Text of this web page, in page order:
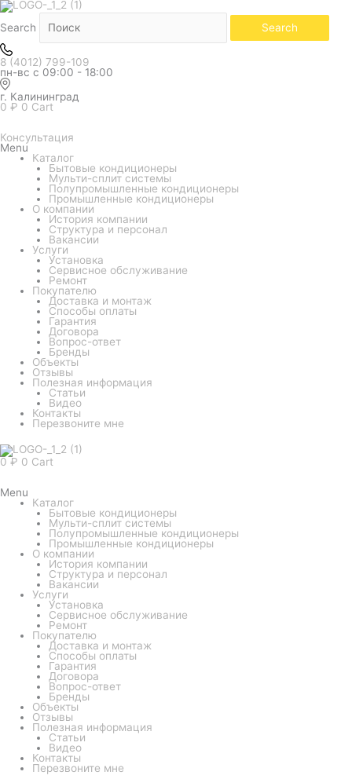
Search Search
8 (4012) 799-109
пн-вс с 09:00 - 18:00
г. Калининград
0 ₽ 0 Cart
Консультация
Menu
Каталог
Бытовые кондиционеры
Мульти-сплит системы
Полупромышленные кондиционеры
Промышленные кондиционеры
О компании
История компании
Структура и персонал
Вакансии
Услуги
Установка
Сервисное обслуживание
Ремонт
Покупателю
Доставка и монтаж
Способы оплаты
Гарантия
Договора
Вопрос-ответ
Бренды
Объекты
Отзывы
Полезная информация
Статьи
Видео
Контакты
Перезвоните мне
0 ₽ 0 Cart
Menu
Каталог
Бытовые кондиционеры
Мульти-сплит системы
Полупромышленные кондиционеры
Промышленные кондиционеры
О компании
История компании
Структура и персонал
Вакансии
Услуги
Установка
Сервисное обслуживание
Ремонт
Покупателю
Доставка и монтаж
Способы оплаты
Гарантия
Договора
Вопрос-ответ
Бренды
Объекты
Отзывы
Полезная информация
Статьи
Видео
Контакты
Перезвоните мне
Белый
Количество
товара
Кондиционер
Ballu
серия
Olympio
Legend
BSW-
18HN1_24Y